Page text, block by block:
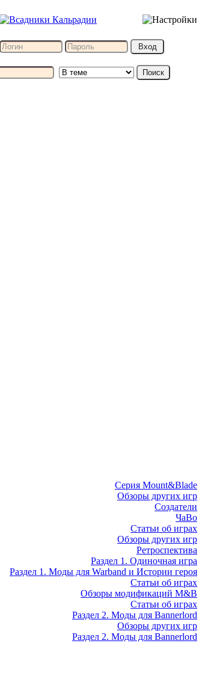
Серия Mount&Blade
Обзоры других игр
Создатели
ЧаВо
Статьи об играх
Обзоры других игр
Ретроспектива
Раздел 1. Одиночная игра
Раздел 1. Моды для Warband и Истории героя
Статьи об играх
Обзоры модификаций M&B
Статьи об играх
Раздел 2. Моды для Bannerlord
Обзоры других игр
Раздел 2. Моды для Bannerlord